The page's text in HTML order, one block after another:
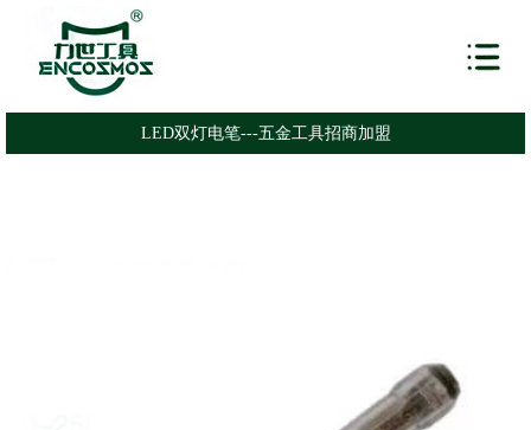
LED双灯电笔---五金工具招商加盟